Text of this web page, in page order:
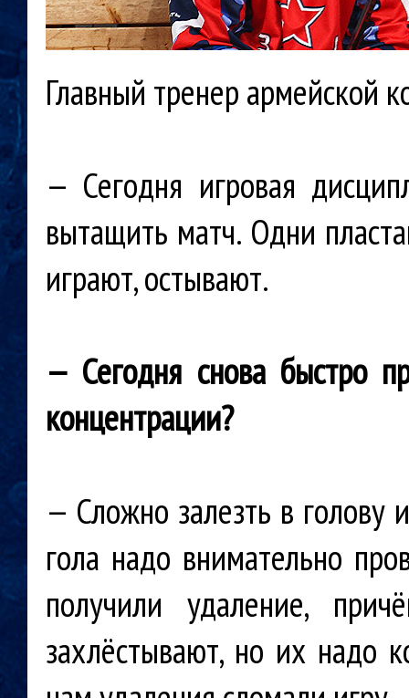
Главный тренер армейской
— Сегодня игровая
вытащить матч. Одни
играют, остывают.
— Сегодня снова быстро
концентрации?
— Сложно залезть в голову
гола надо внимательно
получили удаление,
захлёстывают, но их надо